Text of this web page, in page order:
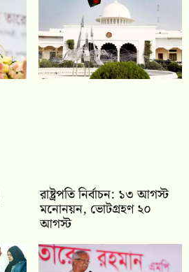
রাষ্ট্রপতি নির্বাচন: ১৩ আগস্ট
মনোনয়ন, ভোটগ্রহণ ২০
আগস্ট